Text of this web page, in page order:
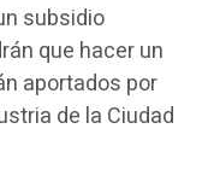
subsidio
que hacer un
aportados por
de la Ciudad